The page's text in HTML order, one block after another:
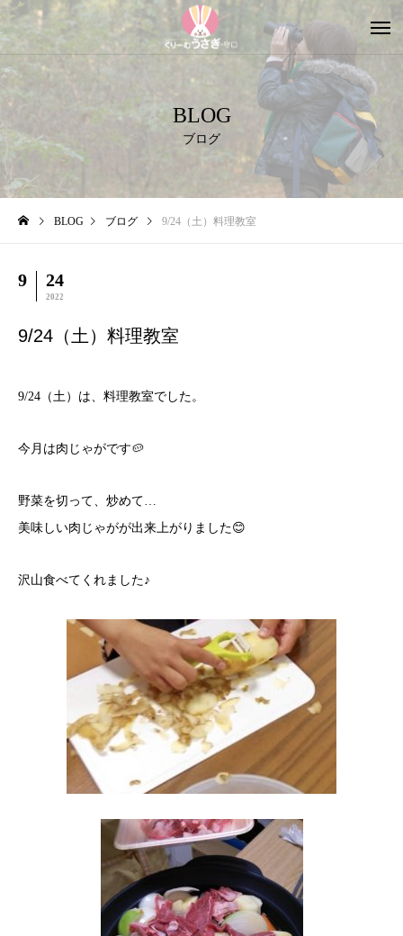
BLOG
ブログ
BLOG ブログ 9/24（土）料理教室
9 24
2022
9/24（土）料理教室
9/24（土）は、料理教室でした。
今月は肉じゃがです🥔
野菜を切って、炒めて…
美味しい肉じゃがが出来上がりました😊
沢山食べてくれました♪